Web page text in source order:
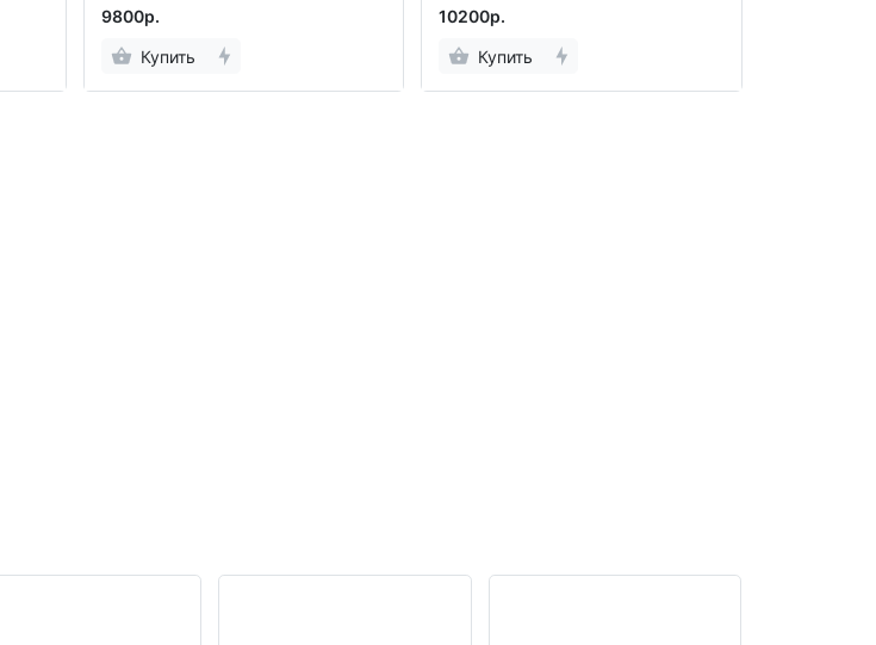
9800р.
Купить
10200р.
Купить